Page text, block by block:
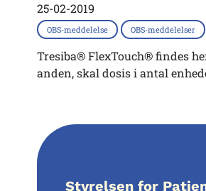
25-02-2019
OBS-meddelelse OBS-meddelelser
Tresiba® FlexTouch® findes
anden, skal dosis i antal
Styrelsen for